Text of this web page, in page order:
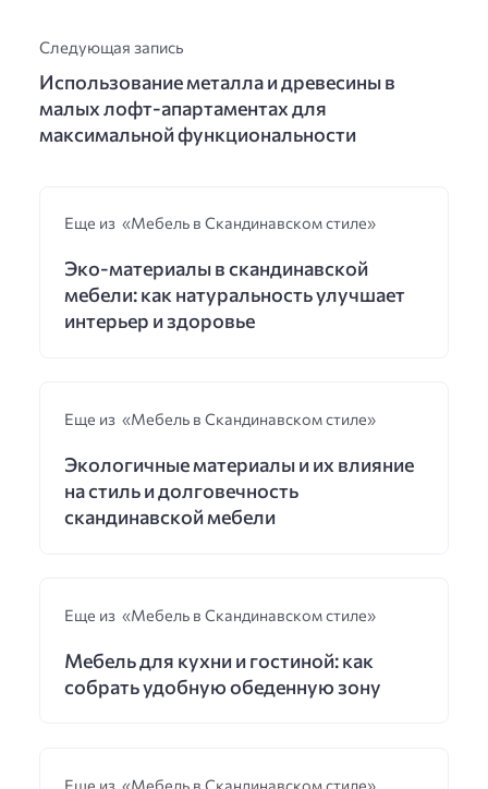
Следующая запись
Использование металла и древесины в
малых лофт-апартаментах для
максимальной функциональности
Еще из «Мебель в Скандинавском стиле»
Эко-материалы в скандинавской
мебели: как натуральность улучшает
интерьер и здоровье
Еще из «Мебель в Скандинавском стиле»
Экологичные материалы и их влияние
на стиль и долговечность
скандинавской мебели
Еще из «Мебель в Скандинавском стиле»
Мебель для кухни и гостиной: как
собрать удобную обеденную зону
Еще из «Мебель в Скандинавском стиле»